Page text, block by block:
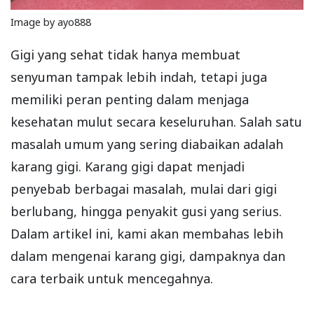
Image by ayo888
Gigi yang sehat tidak hanya membuat
senyuman tampak lebih indah, tetapi juga
memiliki peran penting dalam menjaga
kesehatan mulut secara keseluruhan. Salah satu
masalah umum yang sering diabaikan adalah
karang gigi. Karang gigi dapat menjadi
penyebab berbagai masalah, mulai dari gigi
berlubang, hingga penyakit gusi yang serius.
Dalam artikel ini, kami akan membahas lebih
dalam mengenai karang gigi, dampaknya dan
cara terbaik untuk mencegahnya.